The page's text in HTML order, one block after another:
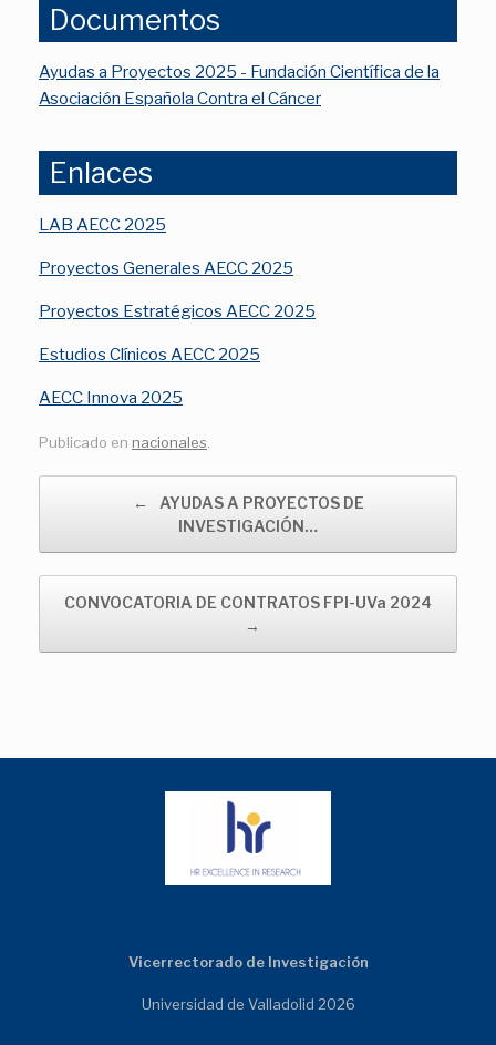
Documentos
Ayudas a Proyectos 2025 - Fundación Científica de la
Asociación Española Contra el Cáncer
Enlaces
LAB AECC 2025
Proyectos Generales AECC 2025
Proyectos Estratégicos AECC 2025
Estudios Clínicos AECC 2025
AECC Innova 2025
Publicado en nacionales
←
AYUDAS A PROYECTOS DE
INVESTIGACIÓN…
CONVOCATORIA DE CONTRATOS FPI-UVa 2024
→
Vicerrectorado de Investigación
Universidad de Valladolid 2026